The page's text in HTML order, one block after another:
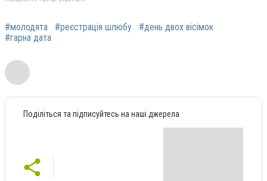
#молодята #реєстрація шлюбу
#день двох вісімок
#гарна дата
Поділіться та підписуйтесь на наші джерела